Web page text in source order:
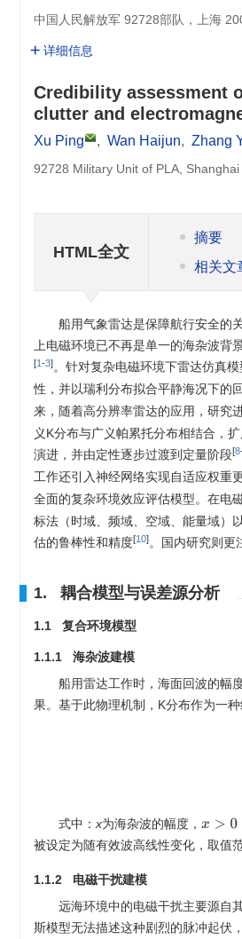
中国人民解放军 92728部队，上海
详细信息
Credibility assessment
clutter and
Xu Ping , Wan Haijun, Zhang
92728 Military Unit of PLA,
HTML全文
摘要
相关文
船用气象雷达是保障航行安全的
上电磁环境已不再是单一的海杂波
[1-3]。针对复杂电磁环境下雷达仿真
性，并以瑞利分布拟合平静海况下的
来，随着高分辨率雷达的应用，研究
义K分布与广义帕累托分布相结合，
演进，并由定性逐步过渡到定量阶段[8
工作还引入神经网络实现自适应权重
全面的复杂环境效应评估模型。在电
标法（时域、频域、空域、能量域）
估的鲁棒性和精度[10]。国内研究则更
1. 耦合模型与误差源分析
1.1 复合环境模型
1.1.1 海杂波建模
船用雷达工作时，海面回波的幅
果。基于此物理机制，K分布作为一
式中： x为海杂波的幅度， x> 0
被设定为随有效波高线性变化，取值
1.1.2 电磁干扰建模
远海环境中的电磁干扰主要源自
斯模型无法描述这种剧烈的脉冲起伏